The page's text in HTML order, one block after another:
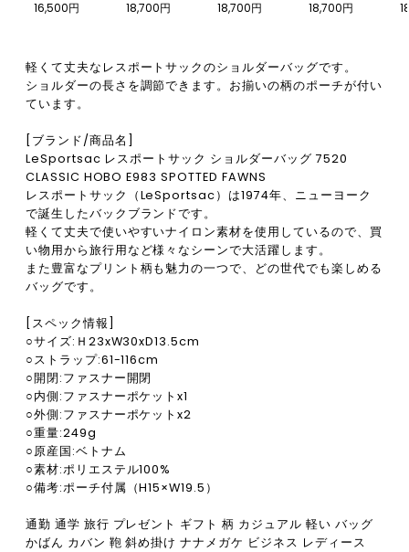
16,500円 18,700円 18,700円 18,700円
軽くて丈夫なレスポートサックのショルダーバッグです。
ショルダーの長さを調節できます。お揃いの柄のポーチが付い
ています。
[ブランド/商品名]
LeSportsac レスポートサック ショルダーバッグ 7520
CLASSIC HOBO E983 SPOTTED FAWNS
レスポートサック（LeSportsac）は1974年、ニューヨーク
で誕生したバックブランドです。
軽くて丈夫で使いやすいナイロン素材を使用しているので、買
い物用から旅行用など様々なシーンで大活躍します。
また豊富なプリント柄も魅力の一つで、どの世代でも楽しめる
バッグです。
[スペック情報]
○サイズ:Ｈ23xW30xD13.5cm
○ストラップ:61-116cm
○開閉:ファスナー開閉
○内側:ファスナーポケットx1
○外側:ファスナーポケットx2
○重量:249g
○原産国:ベトナム
○素材:ポリエステル100%
○備考:ポーチ付属（H15×W19.5）
通勤 通学 旅行 プレゼント ギフト 柄 カジュアル 軽い バッグ
かばん カバン 鞄 斜め掛け ナナメガケ ビジネス レディース